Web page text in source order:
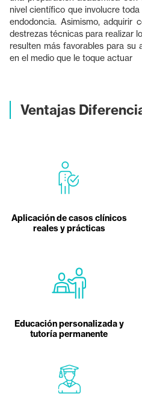
nivel científico que involucre
endodoncia. Asimismo, adquirir
destrezas técnicas para realizar
resulten más favorables para su
en el medio que le toque actuar
Ventajas
Aplicación de casos clínicos
reales y prácticas
Educación personalizada y
tutoría permanente